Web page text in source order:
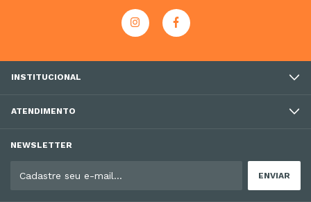
INSTITUCIONAL
ATENDIMENTO
NEWSLETTER